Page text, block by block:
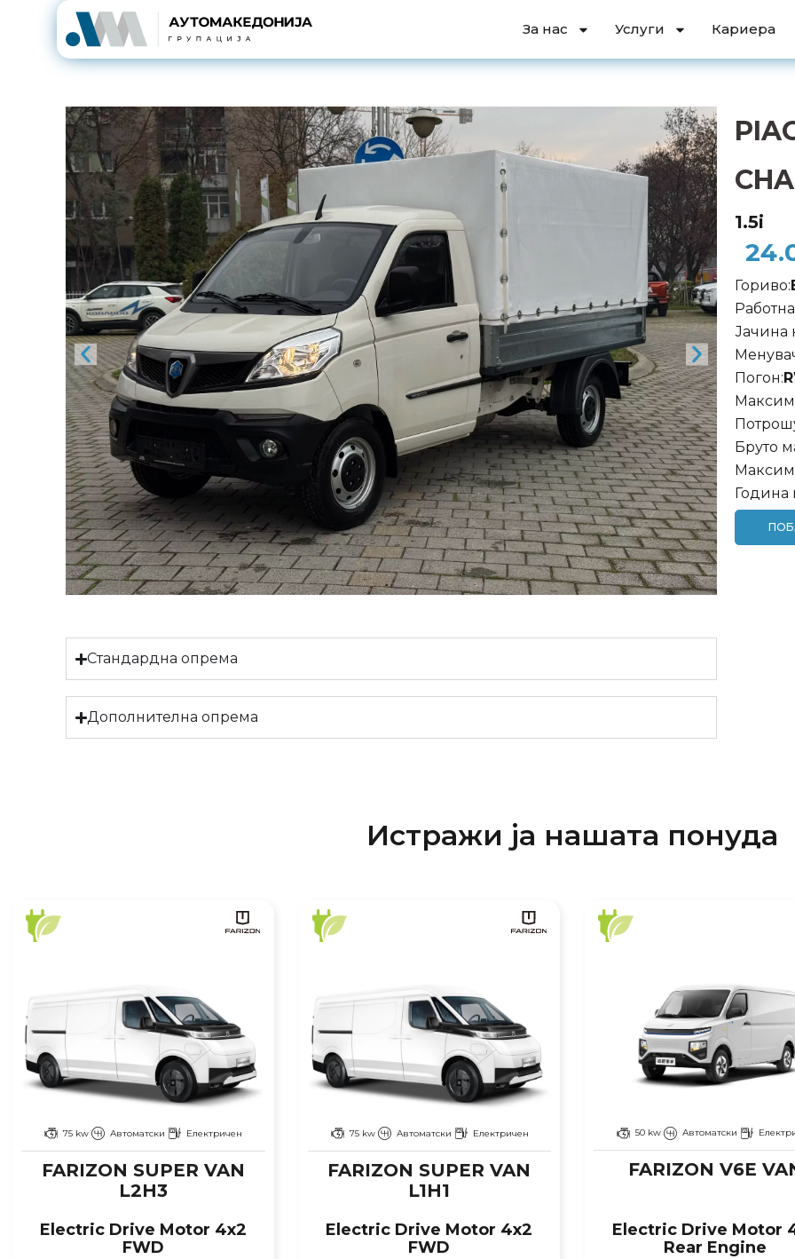
За нас Услуги Кариера
1.5i
Гориво:
Јачина
Погон:
Бруто
Година
Стандардна опрема
Дополнителна опрема
Истражи ја нашата понуда
75 kw Автоматски Електричен
FARIZON SUPER VAN
L2H3
Electric Drive Motor 4x2
FWD
75 kw Автоматски Електричен
FARIZON SUPER VAN
L1H1
Electric Drive Motor 4x2
FWD
50 kw Автоматски
FARIZON V6E
Electric Drive Motor
Rear Engine